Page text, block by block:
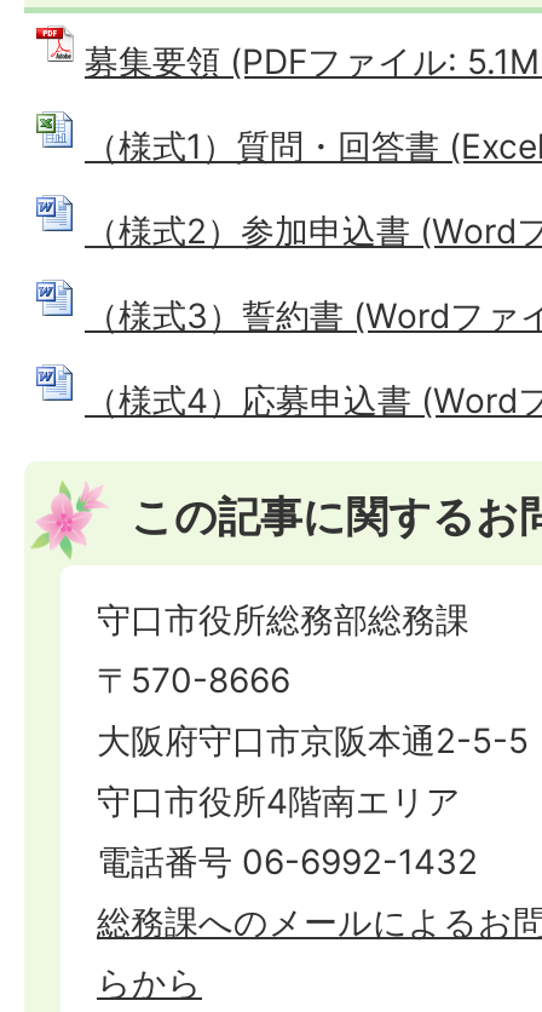
募集要領 (PDFファイル:
（様式1）質問・回答書
（様式2）参加申込書 (Word
（様式3）誓約書 (Wordファ
（様式4）応募申込書 (Word
この記事に関するお
守口市役所総務部総務課
〒570-8666
大阪府守口市京阪本通2-5-5
守口市役所4階南エリア
電話番号 06-6992-1432
総務課へのメールによるお
らから